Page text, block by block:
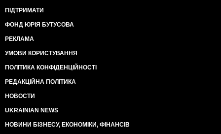
ПІДТРИМАТИ
ФОНД ЮРІЯ БУТУСОВА
РЕКЛАМА
УМОВИ КОРИСТУВАННЯ
ПОЛІТИКА КОНФІДЕНЦІЙНОСТІ
РЕДАКЦІЙНА ПОЛІТИКА
НОВОСТИ
UKRAINIAN NEWS
НОВИНИ БІЗНЕСУ, ЕКОНОМІКИ, ФІНАНСІВ